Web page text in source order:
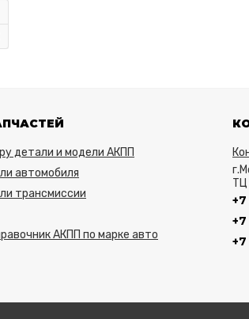
детали и модели АКПП
автомобиля
трансмиссии
АКПП по марке авто
ТЦ
+7